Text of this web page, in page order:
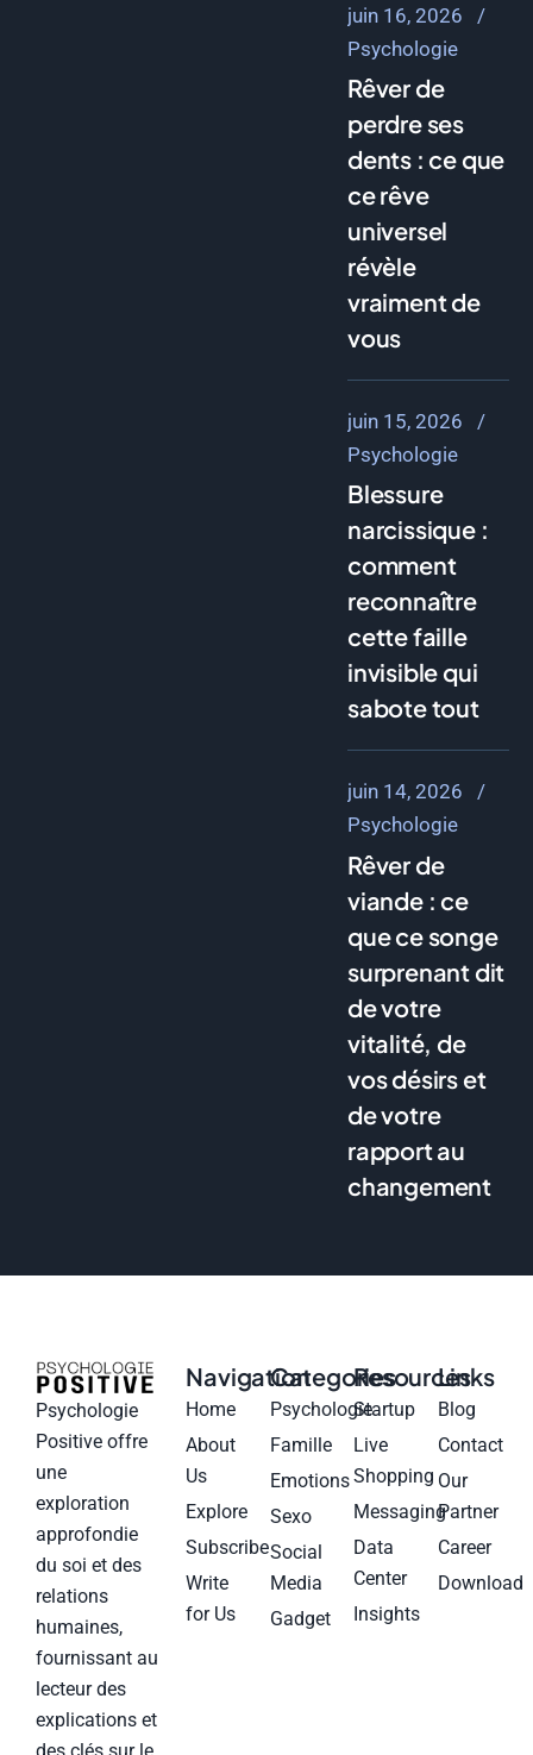
juin 16, 2026
Psychologie
Rêver de
perdre ses
dents : ce que
ce rêve
universel
révèle
vraiment de
vous
juin 15, 2026
Psychologie
Blessure
narcissique :
comment
reconnaître
cette faille
invisible qui
sabote tout
juin 14, 2026
Psychologie
Rêver de
viande : ce
que ce songe
surprenant dit
de votre
vitalité, de
vos désirs et
de votre
rapport au
changement
Psychologie
Positive offre
une
exploration
approfondie
du soi et des
relations
humaines,
fournissant au
lecteur des
explications et
Navigation
Home
About
Us
Explore
Subscribe
Write
for Us
Categories
Psychologie
Famille
Emotions
Sexo
Social
Media
Gadget
Resources
Startup
Live
Shopping
Messaging
Data
Center
Insights
Links
Blog
Contact
Our
Partner
Career
Download